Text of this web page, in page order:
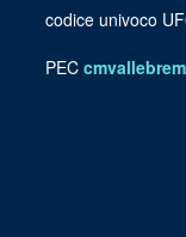
codice univoco
PEC